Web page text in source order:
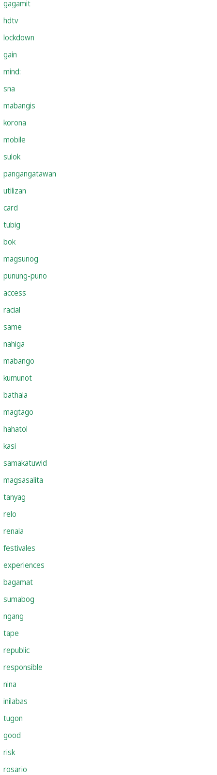
gagamit
hdtv
lockdown
gain
mind:
sna
mabangis
korona
mobile
sulok
pangangatawan
utilizan
card
tubig
bok
magsunog
punung-puno
access
racial
same
nahiga
mabango
kumunot
bathala
magtago
hahatol
kasi
samakatuwid
magsasalita
tanyag
relo
renaia
festivales
experiences
bagamat
sumabog
ngang
tape
republic
responsible
nina
inilabas
tugon
good
risk
rosario